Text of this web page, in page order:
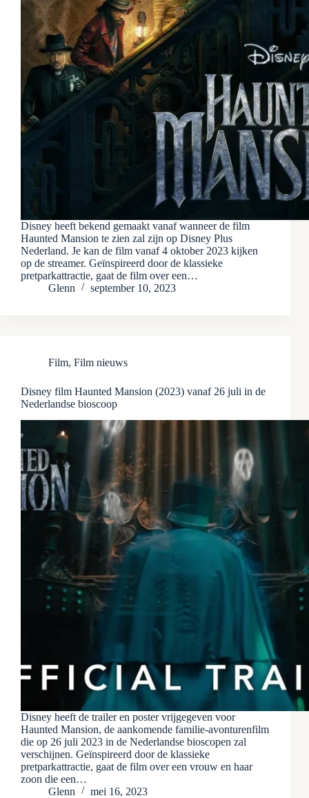
Disney heeft bekend gemaakt vanaf wanneer de film
Haunted Mansion te zien zal zijn op Disney Plus
Nederland. Je kan de film vanaf 4 oktober 2023 kijken
op de streamer. Geïnspireerd door de klassieke
pretparkattractie, gaat de film over een…
Glenn
september 10, 2023
Film, Film nieuws
Disney film Haunted Mansion (2023) vanaf 26 juli in de
Nederlandse bioscoop
Disney heeft de trailer en poster vrijgegeven voor
Haunted Mansion, de aankomende familie-avonturenfilm
die op 26 juli 2023 in de Nederlandse bioscopen zal
verschijnen. Geïnspireerd door de klassieke
pretparkattractie, gaat de film over een vrouw en haar
zoon die een…
Glenn
mei 16, 2023